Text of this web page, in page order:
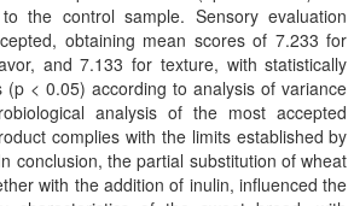
the control sample. Sensory evaluation
obtaining mean scores of 7.233 for
and 7.133 for texture, with statistically
< 0.05) according to analysis of variance
analysis of the most accepted
complies with the limits established by
conclusion, the partial substitution of wheat
with the addition of inulin, influenced the